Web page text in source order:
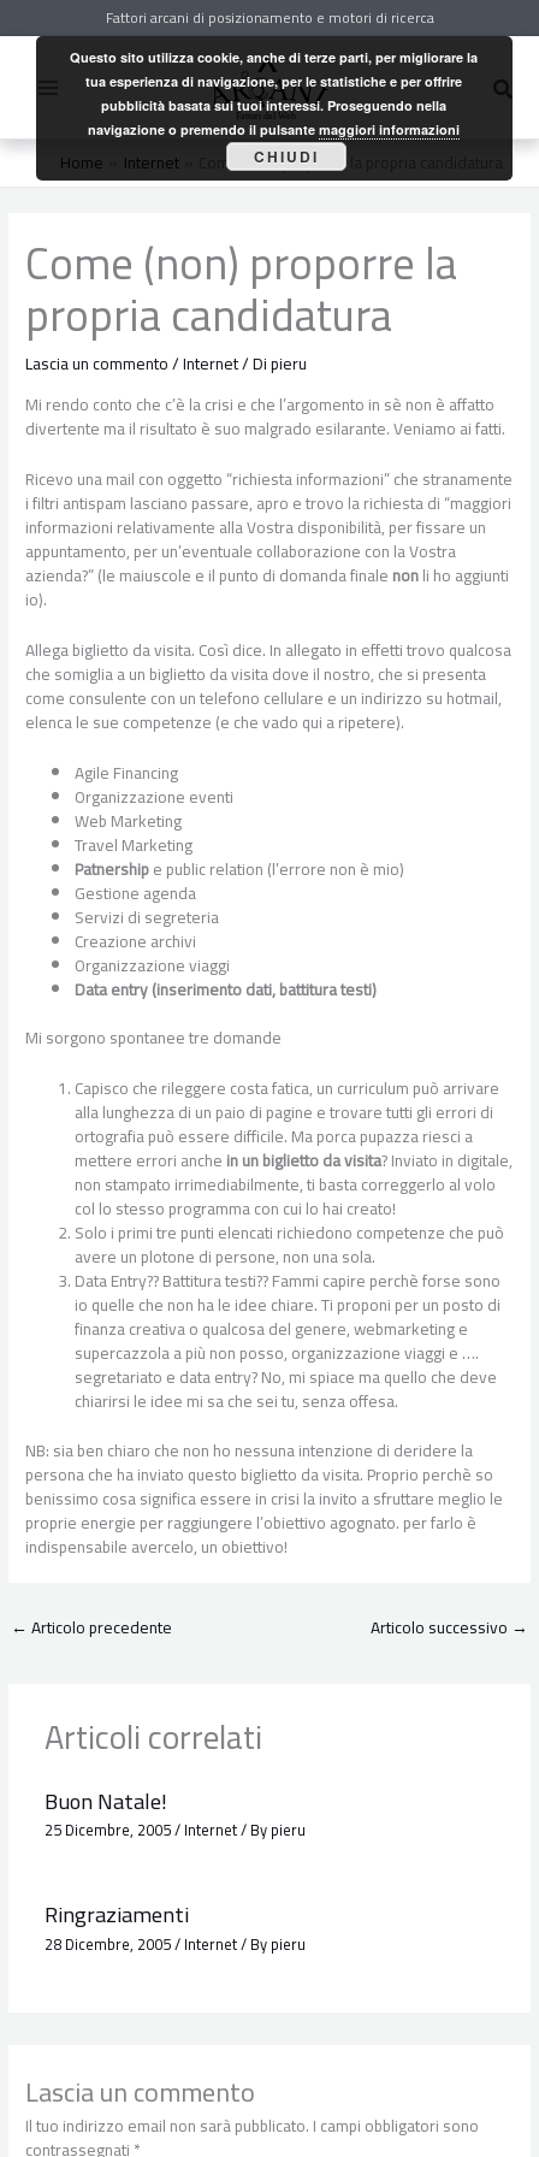
al
Fattori arcani di posizionamento e motori di ricerca
Home Internet Come (non) proporre la propria candidatura
Come (non) proporre la
propria candidatura
Lascia un commento/Internet/ Dipieru
Mi rendo conto che c’è la crisi e che l’argomento in sè non è affatto
divertente ma il risultato è suo malgrado esilarante. Veniamo ai fatti.
Ricevo una mail con oggetto “richiesta informazioni” che stranamente
i filtri antispam lasciano passare, apro e trovo la richiesta di “maggiori
informazioni relativamente alla Vostra disponibilità, per fissare un
appuntamento, per un’eventuale collaborazione con la Vostra
azienda?” (le maiuscole e il punto di domanda finalenonli ho aggiunti
io).
Allega biglietto da visita. Così dice. In allegato in effetti trovo qualcosa
che somiglia a un biglietto da visita dove il nostro, che si presenta
come consulente con un telefono cellulare e un indirizzo su hotmail,
elenca le sue competenze (e che vado qui a ripetere).
Agile Financing
Organizzazione eventi
Web Marketing
Travel Marketing
Patnershipe public relation (l’errore non è mio)
Gestione agenda
Servizi di segreteria
Creazione archivi
Organizzazione viaggi
Data entry (inserimento dati, battitura testi)
Mi sorgono spontanee tre domande
Capisco che rileggere costa fatica, un curriculum può arrivare
alla lunghezza di un paio di pagine e trovare tutti gli errori di
ortografia può essere difficile. Ma porca pupazza riesci a
mettere errori anchein un biglietto da visita? Inviato in digitale,
non stampato irrimediabilmente, ti basta correggerlo al volo
col lo stesso programma con cui lo hai creato!
Solo i primi tre punti elencati richiedono competenze che può
avere un plotone di persone, non una sola.
Data Entry?? Battitura testi?? Fammi capire perchè forse sono
io quelle che non ha le idee chiare. Ti proponi per un posto di
finanza creativa o qualcosa del genere, webmarketing e
supercazzola a più non posso, organizzazione viaggi e ….
segretariato e data entry? No, mi spiace ma quello che deve
chiarirsi le idee mi sa che sei tu, senza offesa.
NB: sia ben chiaro che non ho nessuna intenzione di deridere la
persona che ha inviato questo biglietto da visita. Proprio perchè so
benissimo cosa significa essere in crisi la invito a sfruttare meglio le
proprie energie per raggiungere l’obiettivo agognato. per farlo è
indispensabile avercelo, un obiettivo!
←Articolo precedente Articolo successivo →
Articoli correlati
Buon Natale!
25 Dicembre, 2005/Internet/ Bypieru
Ringraziamenti
28 Dicembre, 2005/Internet/ Bypieru
Lascia un commento
Il tuo indirizzo email non sarà pubblicato.I campi obbligatori sono
contrassegnati*
Questo sito utilizza cookie, anche di terze parti, per migliorare la
tua esperienza di navigazione, per le statistiche e per offrire
pubblicità basata sui tuoi interessi. Proseguendo nella
navigazione o premendo il pulsantemaggiori informazioni
CHIUDI